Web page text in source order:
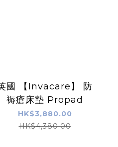
國 【Invacare】 防
褥瘡床墊 Propad
HK$3,880.00
HK$4,380.00